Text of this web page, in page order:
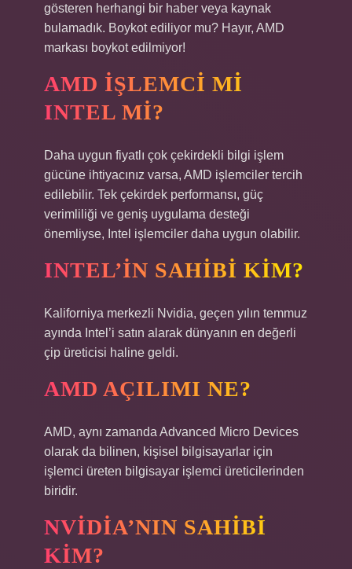
gösteren herhangi bir haber veya kaynak
bulamadık. Boykot ediliyor mu? Hayır, AMD
markası boykot edilmiyor!
AMD IŞLEMCI MI
INTEL MI?
Daha uygun fiyatlı çok çekirdekli bilgi işlem
gücüne ihtiyacınız varsa, AMD işlemciler tercih
edilebilir. Tek çekirdek performansı, güç
verimliliği ve geniş uygulama desteği
önemliyse, Intel işlemciler daha uygun olabilir.
INTEL’IN SAHIBI KIM?
Kaliforniya merkezli Nvidia, geçen yılın temmuz
ayında Intel’i satın alarak dünyanın en değerli
çip üreticisi haline geldi.
AMD AÇILIMI NE?
AMD, aynı zamanda Advanced Micro Devices
olarak da bilinen, kişisel bilgisayarlar için
işlemci üreten bilgisayar işlemci üreticilerinden
biridir.
NVIDIA’NIN SAHIBI
KIM?